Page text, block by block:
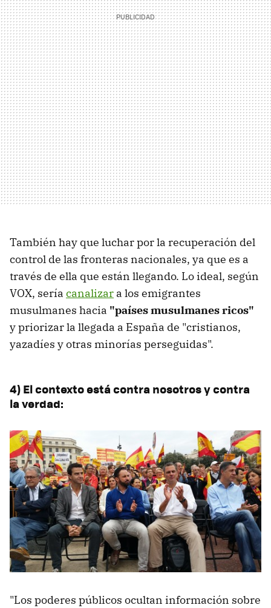
También hay que luchar por la recuperación del
control de las fronteras nacionales, ya que es a
través de ella que están llegando. Lo ideal, según
VOX, sería canalizar a los emigrantes
musulmanes hacia "países musulmanes ricos"
y priorizar la llegada a España de "cristianos,
yazadíes y otras minorías perseguidas".
4) El contexto está contra nosotros y contra
la verdad:
"Los poderes públicos ocultan información sobre